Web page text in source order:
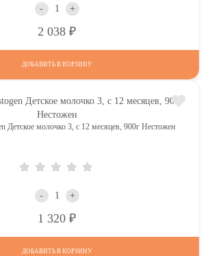
- +
2 038
ДОБАВИТЬ В КОРЗИНУ
Детское молочко 3, c 12 месяцев, 900г Нестожен
- +
1 320
ДОБАВИТЬ В КОРЗИНУ